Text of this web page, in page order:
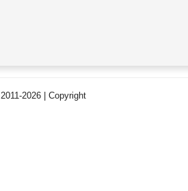
2011-2026 | Copyright